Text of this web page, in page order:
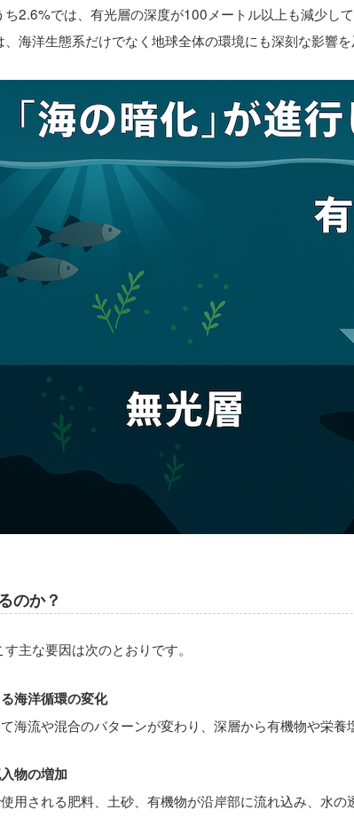
2.6%では、有光層の深度が100メートル以上も減少して
海洋生態系だけでなく地球全体の環境にも深刻な影響を
のか？
主な要因は次のとおりです。
海洋循環の変化
海流や混合のパターンが変わり、深層から有機物や栄養
物の増加
用される肥料、土砂、有機物が沿岸部に流れ込み、水の